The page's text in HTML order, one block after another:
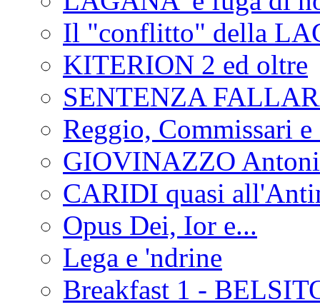
Il "conflitto" della
KITERION 2 ed oltre
SENTENZA
Reggio, Commissari
GIOVINAZZO
CARIDI quasi
Opus Dei, Ior e...
Lega e 'ndrine
Breakfast 1 -